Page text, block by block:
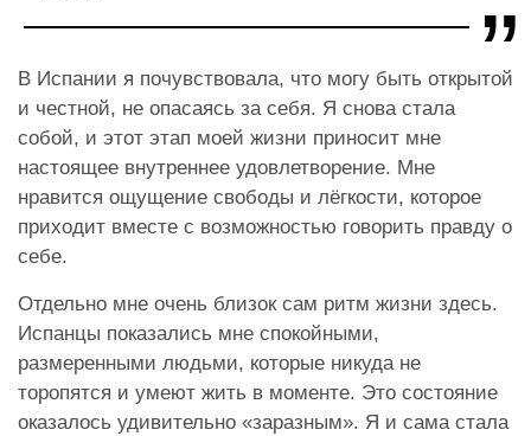
В Испании я почувствовала, что могу быть открытой
и честной, не опасаясь за себя. Я снова стала
собой, и этот этап моей жизни приносит мне
настоящее внутреннее удовлетворение. Мне
нравится ощущение свободы и лёгкости, которое
приходит вместе с возможностью говорить правду о
себе.
Отдельно мне очень близок сам ритм жизни здесь.
Испанцы показались мне спокойными,
размеренными людьми, которые никуда не
торопятся и умеют жить в моменте. Это состояние
оказалось удивительно «заразным». Я и сама стала